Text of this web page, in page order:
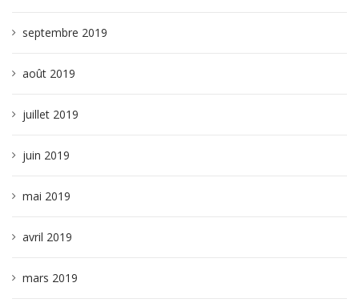
septembre 2019
août 2019
juillet 2019
juin 2019
mai 2019
avril 2019
mars 2019